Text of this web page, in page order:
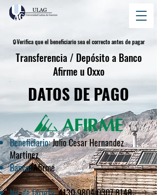
🔒Verifica que el beneficiario sea el correcto antes de pagar
Transferencia / Depósito a Banco
Afirme u Oxxo
DATOS DE PAGO
Beneficiario:Julio Cesar Hernandez
Martinez
Banco:Afirme